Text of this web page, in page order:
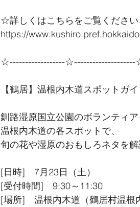
☆詳しくはこちらをご覧ください
https://
☆------------------
【鶴居】温根内木道スポットガイ
釧路湿原国立公園のボランティ
温根内木道の各スポットで、
旬の花や湿原のおもしろネタを解
[日時]　7月23日（土）
[受付時間]　9:30～11:30
[場所]　温根内木道（鶴居村温根